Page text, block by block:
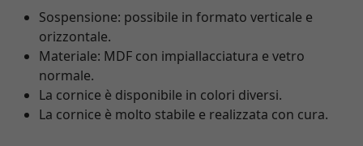
Sospensione: possibile in formato verticale e
orizzontale.
Materiale: MDF con impiallacciatura e vetro
normale.
La cornice è disponibile in colori diversi.
La cornice è molto stabile e realizzata con cura.